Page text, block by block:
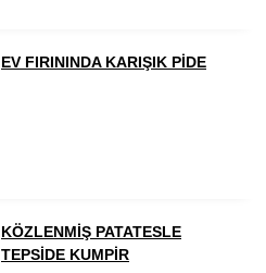
EV FIRININDA KARIŞIK PİDE
KÖZLENMİŞ PATATESLE
TEPSİDE KUMPİR